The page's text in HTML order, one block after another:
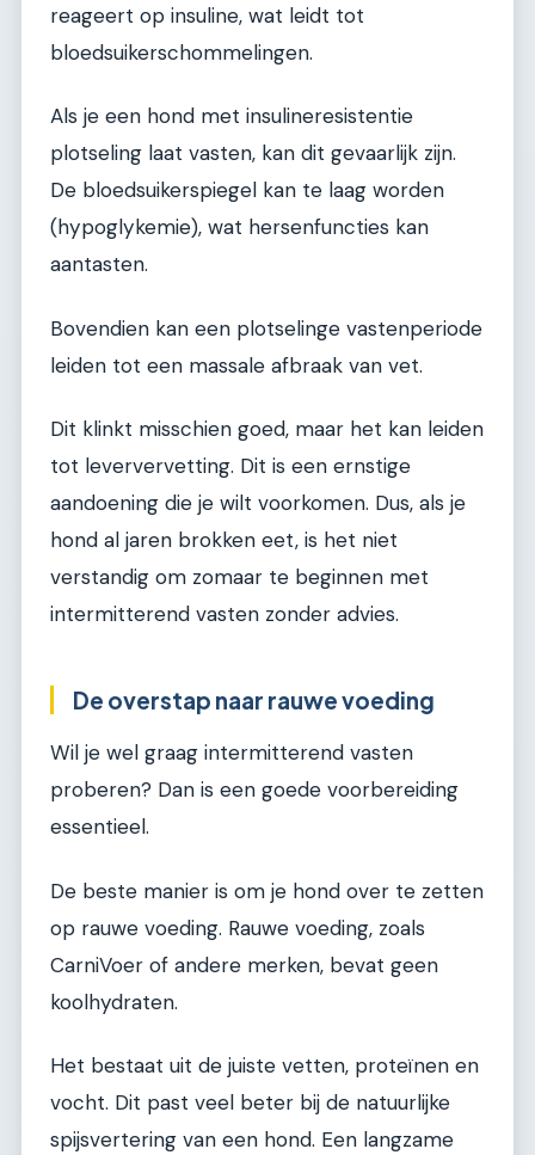
reageert op insuline, wat leidt tot
bloedsuikerschommelingen.
Als je een hond met insulineresistentie
plotseling laat vasten, kan dit gevaarlijk zijn.
De bloedsuikerspiegel kan te laag worden
(hypoglykemie), wat hersenfuncties kan
aantasten.
Bovendien kan een plotselinge vastenperiode
leiden tot een massale afbraak van vet.
Dit klinkt misschien goed, maar het kan leiden
tot leververvetting. Dit is een ernstige
aandoening die je wilt voorkomen. Dus, als je
hond al jaren brokken eet, is het niet
verstandig om zomaar te beginnen met
intermitterend vasten zonder advies.
De overstap naar rauwe voeding
Wil je wel graag intermitterend vasten
proberen? Dan is een goede voorbereiding
essentieel.
De beste manier is om je hond over te zetten
op rauwe voeding. Rauwe voeding, zoals
CarniVoer of andere merken, bevat geen
koolhydraten.
Het bestaat uit de juiste vetten, proteïnen en
vocht. Dit past veel beter bij de natuurlijke
spijsvertering van een hond. Een langzame